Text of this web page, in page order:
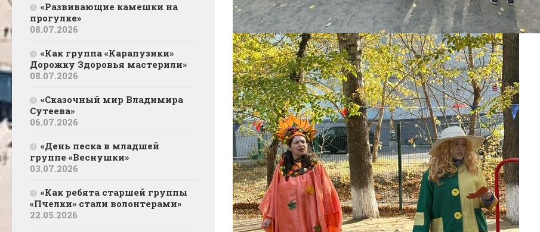
«Развивающие камешки на
прогулке»
08.07.2026
«Как группа «Карапузики»
Дорожку Здоровья мастерили»
08.07.2026
«Сказочный мир Владимира
Сутеева»
06.07.2026
«День песка в младшей
группе «Веснушки»
03.07.2026
«Как ребята старшей группы
«Пчелки» стали волонтерами»
22.05.2026